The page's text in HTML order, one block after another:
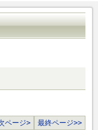
ページ> 最終ページ>>